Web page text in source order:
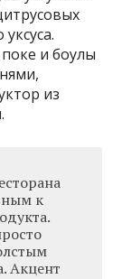
и боулы
из
к
Акцент